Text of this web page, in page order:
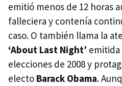
emitió menos de 12 horas
falleciera y contenía
caso. O también llama la
‘About Last Night’ emitida
elecciones de 2008 y
electo Barack Obama.